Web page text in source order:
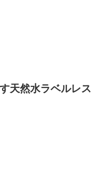
天然水ラベルレス